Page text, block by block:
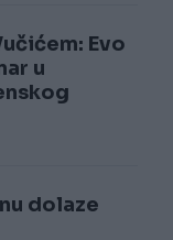
Evo
u
dolaze